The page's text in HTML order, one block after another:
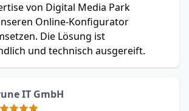
von Digital Media Park
Online-Konfigurator
Die Lösung ist
und technisch ausgereift.
IT GmbH